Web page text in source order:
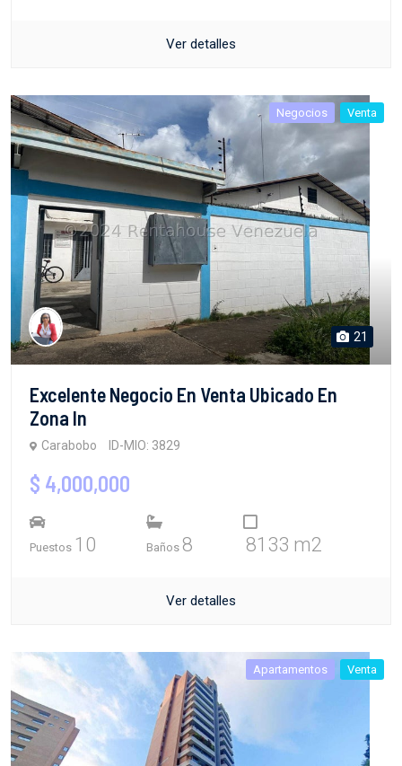
Ver detalles
Negocios Venta
21
Excelente Negocio En Venta Ubicado En
Zona In
Carabobo ID-MIO: 3829
$ 4,000,000
Puestos 10 Baños 8 8133 m2
Ver detalles
Apartamentos Venta